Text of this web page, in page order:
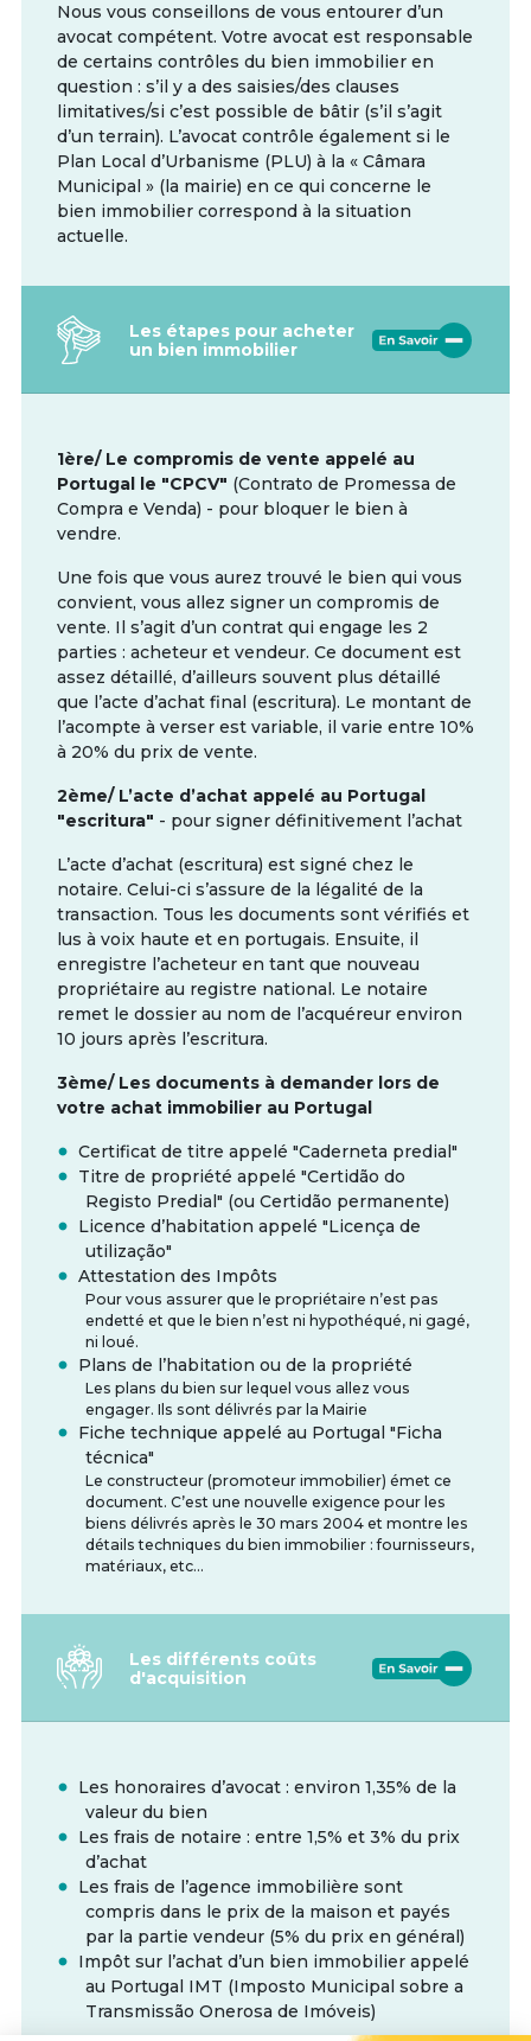
Nous vous conseillons de vous entourer d’un
avocat compétent. Votre avocat est responsable
de certains contrôles du bien immobilier en
question : s’il y a des saisies/des clauses
limitatives/si c’est possible de bâtir (s’il s’agit
d’un terrain). L’avocat contrôle également si le
Plan Local d’Urbanisme (PLU) à la « Câmara
Municipal » (la mairie) en ce qui concerne le
bien immobilier correspond à la situation
actuelle.
Les étapes pour acheter
un bien immobilier
1ère/ Le compromis de vente appelé au
Portugal le "CPCV" (Contrato de Promessa de
Compra e Venda) - pour bloquer le bien à
vendre.
Une fois que vous aurez trouvé le bien qui vous
convient, vous allez signer un compromis de
vente. Il s’agit d’un contrat qui engage les 2
parties : acheteur et vendeur. Ce document est
assez détaillé, d’ailleurs souvent plus détaillé
que l’acte d’achat final (escritura). Le montant de
l’acompte à verser est variable, il varie entre 10%
à 20% du prix de vente.
2ème/ L’acte d’achat appelé au Portugal
"escritura" - pour signer définitivement l’achat
L’acte d’achat (escritura) est signé chez le
notaire. Celui-ci s’assure de la légalité de la
transaction. Tous les documents sont vérifiés et
lus à voix haute et en portugais. Ensuite, il
enregistre l’acheteur en tant que nouveau
propriétaire au registre national. Le notaire
remet le dossier au nom de l’acquéreur environ
10 jours après l’escritura.
3ème/ Les documents à demander lors de
votre achat immobilier au Portugal
Certificat de titre appelé "Caderneta predial"
Titre de propriété appelé "Certidão do
Registo Predial" (ou Certidão permanente)
Licence d’habitation appelé "Licença de
utilização"
Attestation des Impôts
Pour vous assurer que le propriétaire n’est pas
endetté et que le bien n’est ni hypothéqué, ni gagé,
ni loué.
Plans de l’habitation ou de la propriété
Les plans du bien sur lequel vous allez vous
engager. Ils sont délivrés par la Mairie
Fiche technique appelé au Portugal "Ficha
técnica"
Le constructeur (promoteur immobilier) émet ce
document. C’est une nouvelle exigence pour les
biens délivrés après le 30 mars 2004 et montre les
détails techniques du bien immobilier : fournisseurs,
matériaux, etc...
Les différents coûts
d'acquisition
Les honoraires d’avocat : environ 1,35% de la
valeur du bien
Les frais de notaire : entre 1,5% et 3% du prix
d’achat
Les frais de l’agence immobilière sont
compris dans le prix de la maison et payés
par la partie vendeur (5% du prix en général)
Impôt sur l’achat d’un bien immobilier appelé
au Portugal IMT (Imposto Municipal sobre a
Transmissão Onerosa de Imóveis)